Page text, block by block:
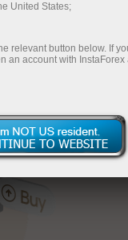
受
值
元素
物
倍数
United States;
relevant button below. If
an account with InstaForex